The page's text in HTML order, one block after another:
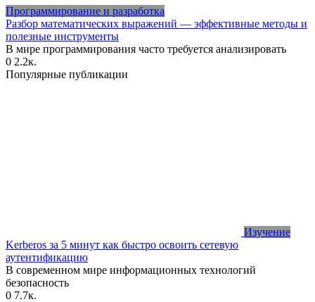
Программирование и разработка
Разбор математических выражений — эффективные методы и
полезные инструменты
В мире программирования часто требуется анализировать
0 2.2к.
Популярные публикации
Изучение
Kerberos за 5 минут как быстро освоить сетевую
аутентификацию
В современном мире информационных технологий
безопасность
0 7.7к.